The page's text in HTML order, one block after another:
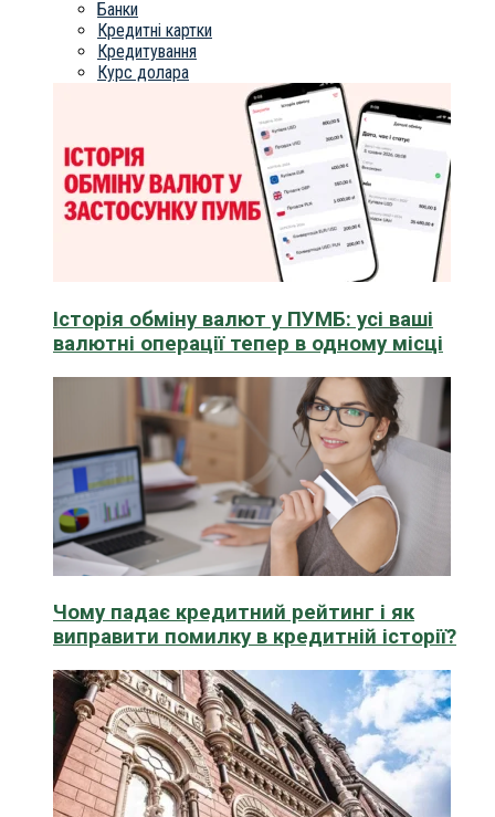
Банки
Кредитні картки
Кредитування
Курс долара
Історія обміну валют у ПУМБ: усі ваші
валютні операції тепер в одному місці
Чому падає кредитний рейтинг і як
виправити помилку в кредитній історії?